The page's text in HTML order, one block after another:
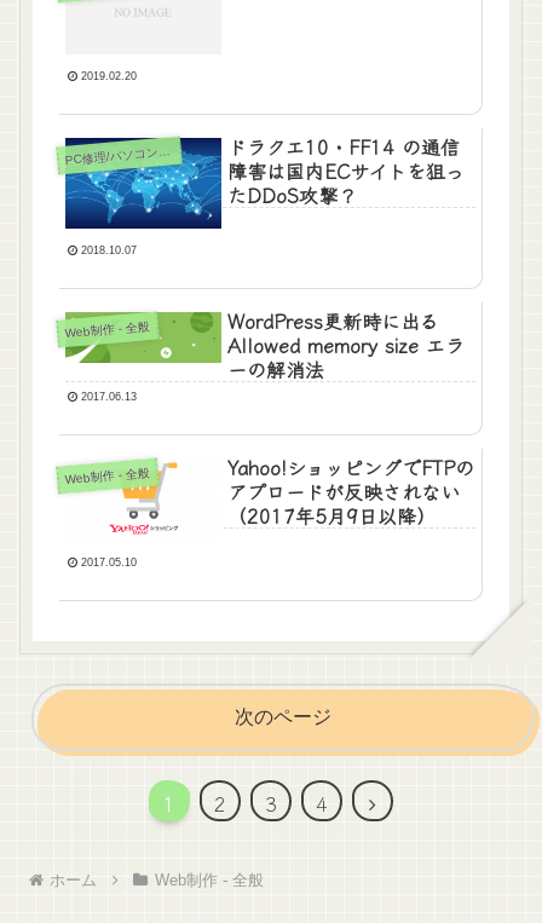
2019.02.20
P C修理/パソコンサポート
ドラクエ10・FF14 の通信
障害は国内ECサイトを狙っ
たDDoS攻撃？
2018.10.07
Web制作 - 全般
WordPress更新時に出る
Allowed memory size エラ
ーの解消法
2017.06.13
Web制作 - 全般
Yahoo!ショッピングでFTPの
アプロードが反映されない
（2017年5月9日以降）
2017.05.10
次のページ
1 2 3 4
次
ホーム Web制作 - 全般